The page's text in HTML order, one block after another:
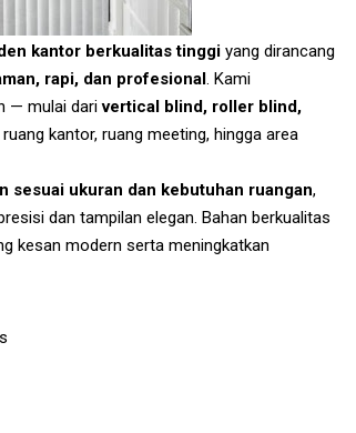
kantor berkualitas tinggi yang dirancang
rapi, dan profesional. Kami
— mulai darivertical blind, roller blind,
kantor, ruang meeting, hingga area
sesuai ukuran dan kebutuhan ruangan,
dan tampilan elegan. Bahan berkualitas
kesan modern serta meningkatkan